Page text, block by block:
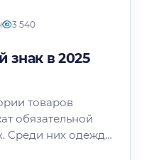
3 540
знак в 2025
товаров
обязательной
Среди них одежда,